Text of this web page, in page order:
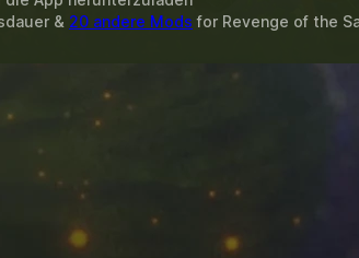
& 20 andere Mods for Revenge of the